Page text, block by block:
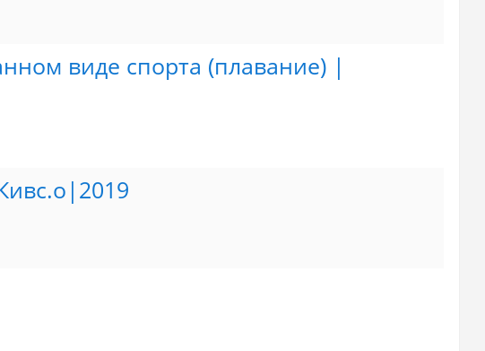
виде спорта (плавание) |